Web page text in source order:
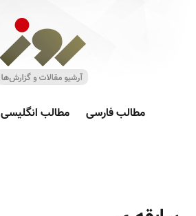
مطالب فارسی مطالب انگلیسی